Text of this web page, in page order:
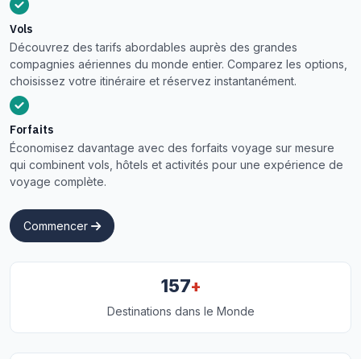
Vols
Découvrez des tarifs abordables auprès des grandes
compagnies aériennes du monde entier. Comparez les options,
choisissez votre itinéraire et réservez instantanément.
Forfaits
Économisez davantage avec des forfaits voyage sur mesure
qui combinent vols, hôtels et activités pour une expérience de
voyage complète.
Commencer
157+
Destinations dans le Monde